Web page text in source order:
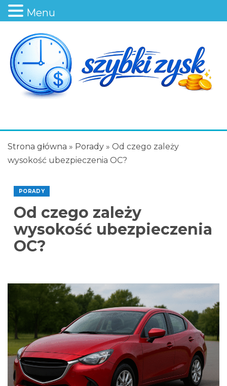
Strona główna » Porady » Od czego zależy
wysokość ubezpieczenia OC?
PORADY
Od czego zależy
wysokość ubezpieczenia
OC?
Menu